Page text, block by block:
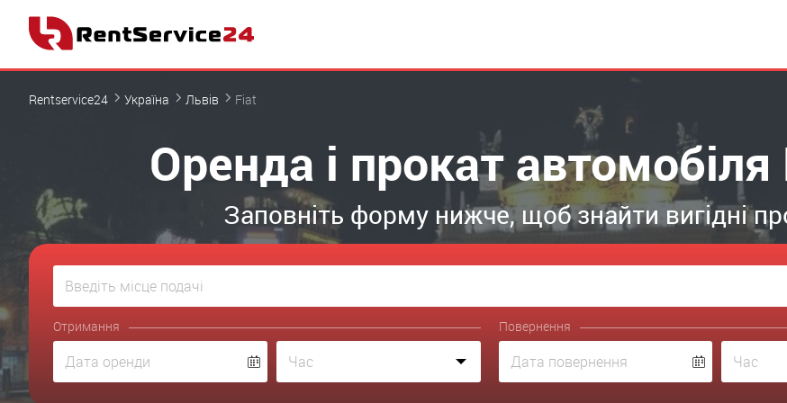
Rentservice24 Україна Львів Fiat
Оренда і прокат
Заповніть форму нижче, щоб знайти вигідні
Отримання Повернення